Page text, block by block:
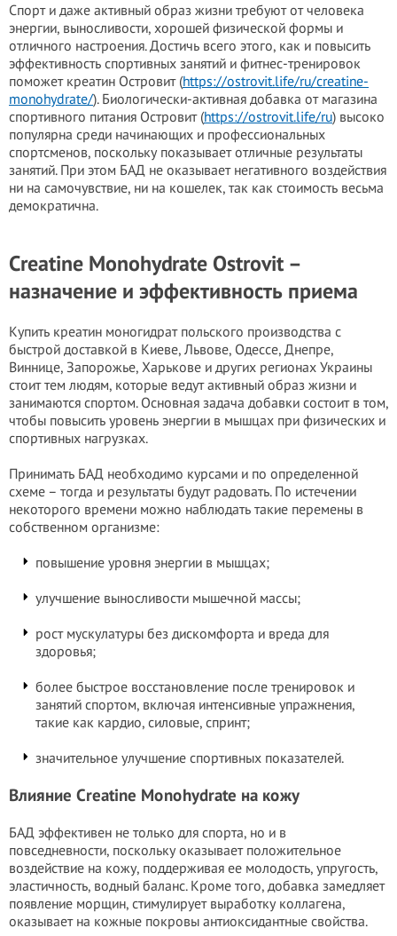
Спорт и даже активный образ жизни требуют от человека
энергии, выносливости, хорошей физической формы и
отличного настроения. Достичь всего этого, как и повысить
эффективность спортивных занятий и фитнес-тренировок
поможет креатин Островит (https://ostrovit.life/ru/creatine-
monohydrate/). Биологически-активная добавка от магазина
спортивного питания Островит (https://ostrovit.life/ru) высоко
популярна среди начинающих и профессиональных
спортсменов, поскольку показывает отличные результаты
занятий. При этом БАД не оказывает негативного воздействия
ни на самочувствие, ни на кошелек, так как стоимость весьма
демократична.
Creatine Monohydrate Ostrovit –
назначение и эффективность приема
Купить креатин моногидрат польского производства с
быстрой доставкой в Киеве, Львове, Одессе, Днепре,
Виннице, Запорожье, Харькове и других регионах Украины
стоит тем людям, которые ведут активный образ жизни и
занимаются спортом. Основная задача добавки состоит в том,
чтобы повысить уровень энергии в мышцах при физических и
спортивных нагрузках.
Принимать БАД необходимо курсами и по определенной
схеме – тогда и результаты будут радовать. По истечении
некоторого времени можно наблюдать такие перемены в
собственном организме:
повышение уровня энергии в мышцах;
улучшение выносливости мышечной массы;
рост мускулатуры без дискомфорта и вреда для
здоровья;
более быстрое восстановление после тренировок и
занятий спортом, включая интенсивные упражнения,
такие как кардио, силовые, спринт;
значительное улучшение спортивных показателей.
Влияние Creatine Monohydrate на кожу
БАД эффективен не только для спорта, но и в
повседневности, поскольку оказывает положительное
воздействие на кожу, поддерживая ее молодость, упругость,
эластичность, водный баланс. Кроме того, добавка замедляет
появление морщин, стимулирует выработку коллагена,
оказывает на кожные покровы антиоксидантные свойства.